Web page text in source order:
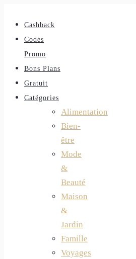
Cashback
Codes
Promo
Bons Plans
Gratuit
Catégories
Alimentation
Bien-
être
Mode
&
Beauté
Maison
&
Jardin
Famille
Voyages